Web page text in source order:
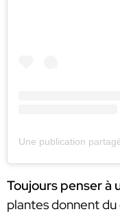
Toujours penser à
plantes donnent